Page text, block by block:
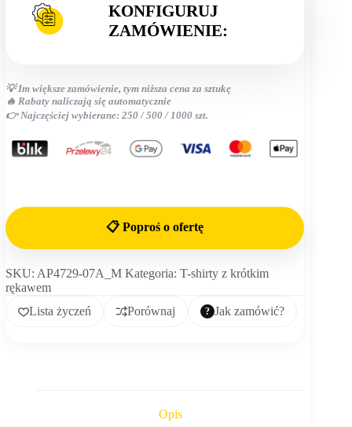
KONFIGURUJ
ZAMÓWIENIE:
💡 Im większe zamówienie, tym niższa cena za sztukę
🔥 Rabaty naliczają się automatycznie
👉 Najczęściej wybierane: 250 / 500 / 1000 szt.
📋 Poproś o ofertę
SKU: AP4729-07A_M Kategoria: T-shirty z krótkim
rękawem
Lista życzeń
Porównaj Jak zamówić?
Opis